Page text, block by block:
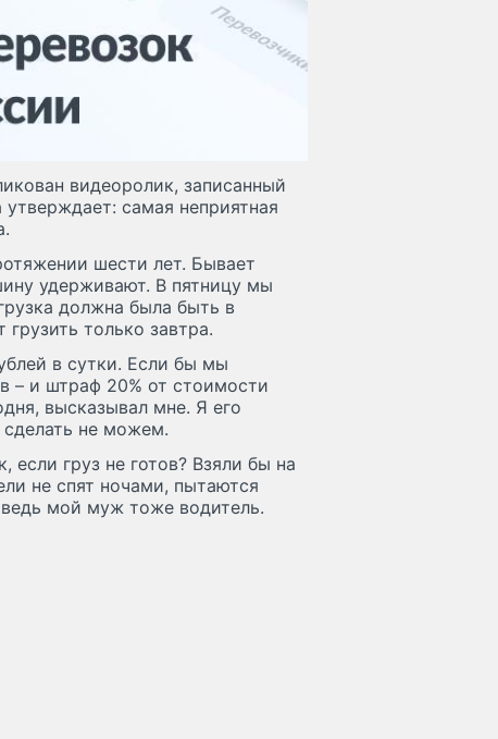
видеоролик, записанный
самая неприятная
шести лет. Бывает
удерживают. В пятницу мы
должна была быть в
только завтра.
в сутки. Если бы мы
– и штраф 20% от стоимости
высказывал мне. Я его
не можем.
если груз не готов? Взяли бы на
не спят ночами, пытаются
мой муж тоже водитель.